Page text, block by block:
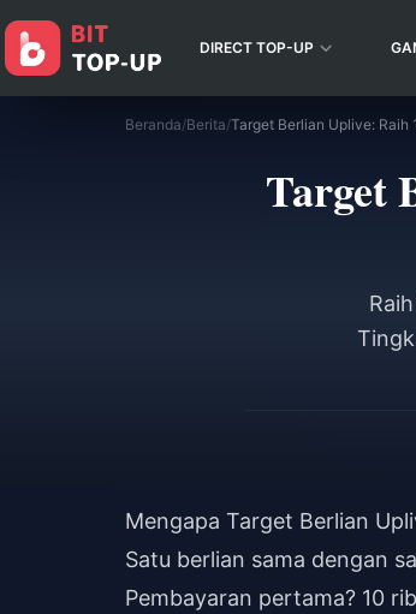
DIRECT TOP-UP
Beranda/Berita/Target Berlian Uplive:
Target
Mengapa Target Berlian
Satu berlian sama dengan
Pembayaran pertama? 10